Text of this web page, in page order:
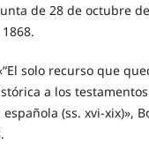
de 28 de octubre
solo recurso que
a los
(ss. xvi-xix)»,